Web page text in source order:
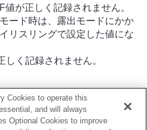
値が正しく記録されません。
ード時は、露出モードにかか
リスリングで設定した値にな
しく記録されません。
Cookies to operate this
and will always
Optional Cookies to improve